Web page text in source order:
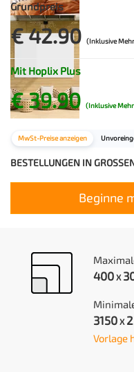
Grundpreis
€ 42.90 (Inklusive
Mit Hoplix Plus
€ 39.90 (Inklusive
MwSt-Preise anzeigen
BESTELLUNGEN IN
Beginne
400 X
3150 X
Vorlage